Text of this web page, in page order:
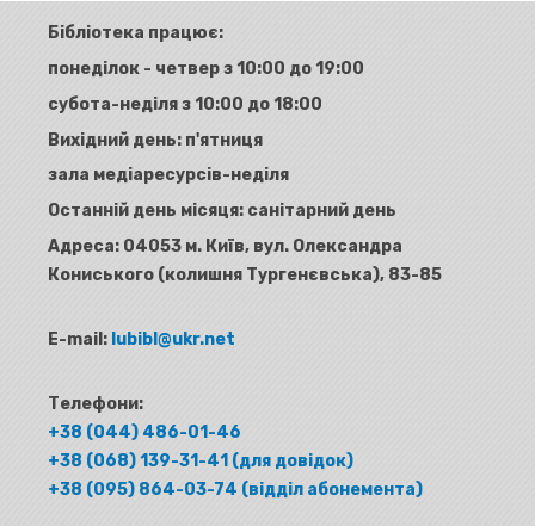
Бібліотека працює:
понеділок - четвер з 10:00 до 19:00
субота-неділя з 10:00 до 18:00
Вихідний день: п'ятниця
зала медіаресурсів-неділя
Останній день місяця: санітарний день
Адреса: 04053 м. Київ, вул. Олександра
Кониського (колишня Тургенєвська), 83-85
E-mail: lubibl@ukr.net
Телефони:
+38 (044) 486-01-46
+38 (068) 139-31-41 (для довідок)
+38 (095) 864-03-74 (відділ абонемента)